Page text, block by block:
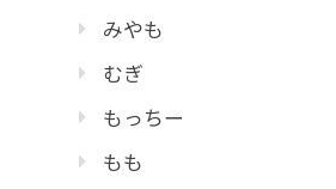
みやも
むぎ
もっちー
もも